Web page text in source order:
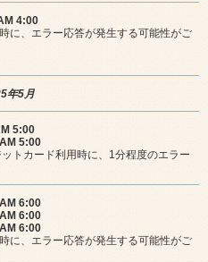
4:00
に、エラー応答が発生する可能性がご
年5月
5:00
5:00
トカード利用時に、1分程度のエラー
6:00
6:00
6:00
に、エラー応答が発生する可能性がご